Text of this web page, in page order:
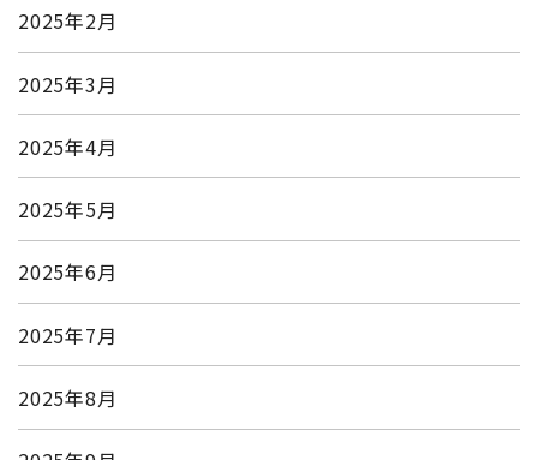
2025年2月
2025年3月
2025年4月
2025年5月
2025年6月
2025年7月
2025年8月